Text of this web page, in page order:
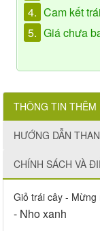
4. Cam kết
5. Giá chưa
THÔNG TIN THÊM
HƯỚNG DẪN
CHÍNH SÁCH VÀ
Giỏ trái cây -
- Nho xanh